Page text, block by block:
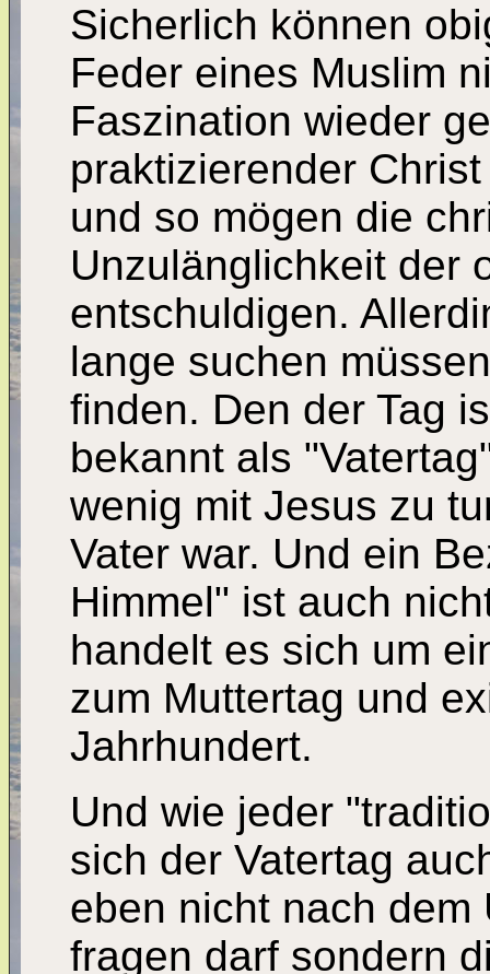
Sicherlich können
Feder eines Muslim
Faszination wieder
praktizierender
und so mögen die
Unzulänglichkeit der
entschuldigen.
lange suchen
finden. Den der Tag
bekannt als
wenig mit Jesus zu
Vater war. Und ein
Himmel" ist auch
handelt es sich um
zum Muttertag und
Jahrhundert.
Und wie jeder
sich der Vatertag
eben nicht nach dem
fragen darf sondern